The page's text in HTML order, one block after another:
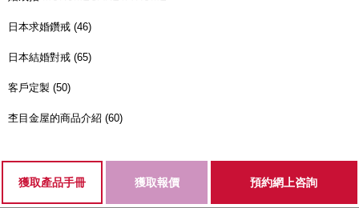
日本求婚鑽戒 (46)
日本結婚對戒 (65)
客戶定製 (50)
杢目金屋的商品介紹 (60)
獲取產品手冊 獲取報價 預約網上咨詢